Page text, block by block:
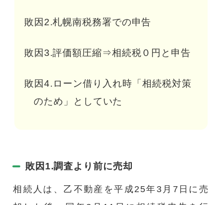
敗因2.札幌南税務署での申告
敗因3.評価額圧縮⇒相続税０円と申告
敗因4.ローン借り入れ時「相続税対策
のため」としていた
敗因1.調査より前に売却
相続人は、乙不動産を平成25年3月7日に売